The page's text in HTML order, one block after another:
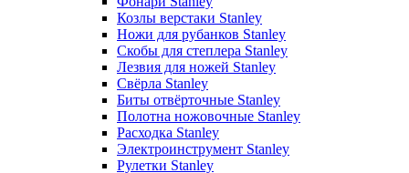
Козлы верстаки Stanley
Ножи для рубанков Stanley
Скобы для степлера Stanley
Лезвия для ножей Stanley
Свёрла Stanley
Биты отвёрточные Stanley
Полотна ножовочные Stanley
Расходка Stanley
Электроинструмент Stanley
Рулетки Stanley